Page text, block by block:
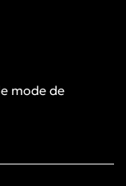
mode de